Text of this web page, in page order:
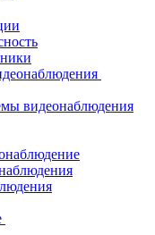
видеонаблюдения